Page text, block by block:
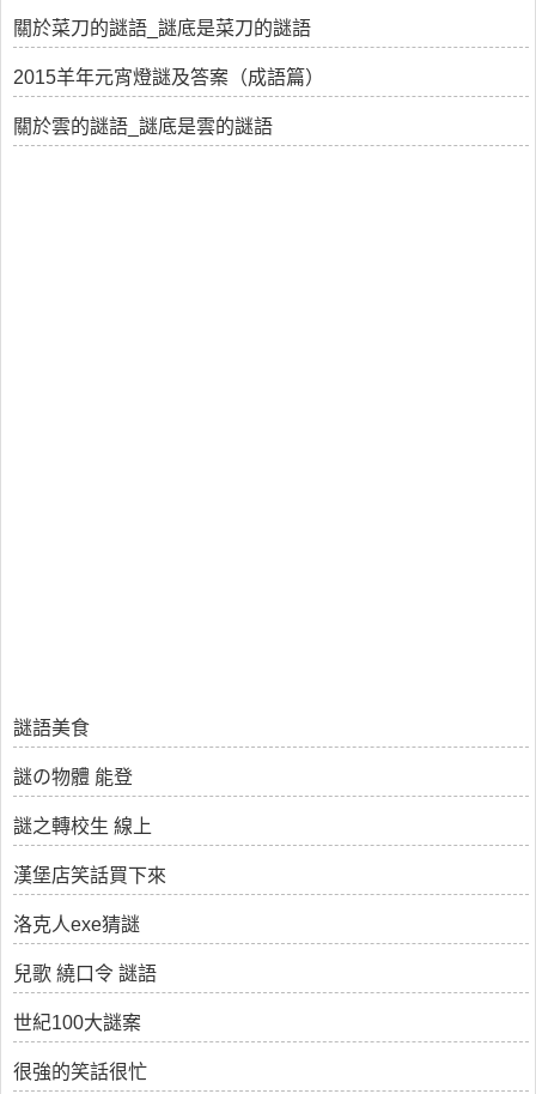
關於菜刀的謎語_謎底是菜刀的謎語
2015羊年元宵燈謎及答案（成語篇）
關於雲的謎語_謎底是雲的謎語
謎語美食
謎の物體 能登
謎之轉校生 線上
漢堡店笑話買下來
洛克人exe猜謎
兒歌 繞口令 謎語
世紀100大謎案
很強的笑話很忙